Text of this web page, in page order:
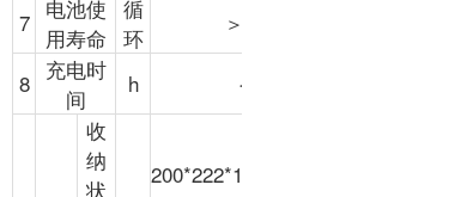
7 电池使
用寿命
循
环
＞500
8 充电时
间
h ＜5
收
纳
状
200*222*1155（±20）